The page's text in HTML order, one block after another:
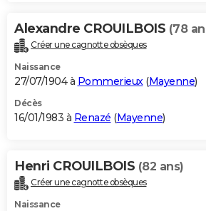
Alexandre CROUILBOIS (78
Créer une cagnotte obsèques
Naissance
27/07/1904 à Pommerieux(Mayenne)
Décès
16/01/1983 à Renazé (Mayenne)
Henri CROUILBOIS (82 ans)
Créer une cagnotte obsèques
Naissance